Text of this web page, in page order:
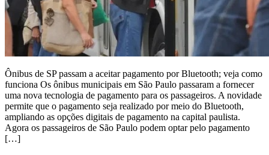
Ônibus de SP passam a aceitar pagamento por Bluetooth; veja como
funciona Os ônibus municipais em São Paulo passaram a fornecer
uma nova tecnologia de pagamento para os passageiros. A novidade
permite que o pagamento seja realizado por meio do Bluetooth,
ampliando as opções digitais de pagamento na capital paulista.
Agora os passageiros de São Paulo podem optar pelo pagamento
[…]